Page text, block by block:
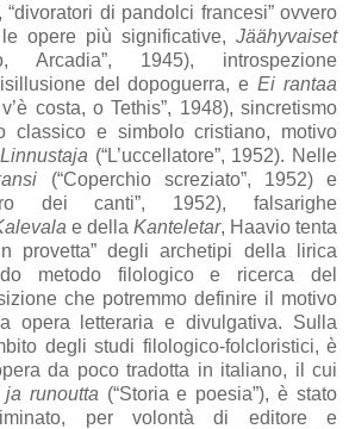
“divoratori di pandolci francesi” ovvero
opere più significative, Jäähyvaiset
Arcadia”, 1945), introspezione
del dopoguerra, eEi rantaa
v’è costa, o Tethis”, 1948), sincretismo
classico e simbolo cristiano, motivo
Linnustaja (“L’uccellatore”, 1952). Nelle
(“Coperchio screziato”, 1952) e
dei canti”, 1952), falsarighe
e della Kanteletar, Haavio tenta
provetta” degli archetipi della lirica
metodo filologico e ricerca del
che potremmo definire il motivo
opera letteraria e divulgativa. Sulla
degli studi filologico-folcloristici, è
da poco tradotta in italiano, il cui
runoutta (“Storia e poesia”), è stato
per volontà di editore e